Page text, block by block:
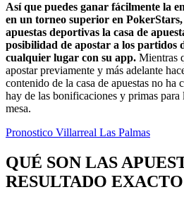
Así que puedes ganar fácilmente la
en un torneo superior en
apuestas deportivas la casa de
posibilidad de apostar a los partidos
cualquier lugar con su app. Mientras
apostar previamente y más adelante
contenido de la casa de apuestas no ha
hay de las bonificaciones y primas para
mesa.
Pronostico Villarreal Las Palmas
QUÉ SON LAS
RESULTADO EXACTO